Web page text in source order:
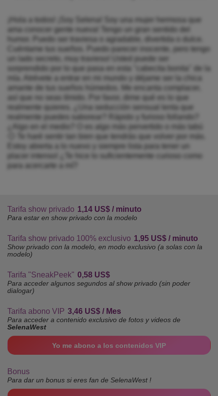
¡Hola a todos! ¡Soy Selena! Soy una mujer hermosa que
ama conocer gente nueva! Tengo un gran sentido del
humor. Puedo ser traviesa o agradable, divertida o dulce.
Cuéntame tus sueños. Puedo parecer inocente, pero tengo
un lado secreto, muy travieso! Usted puede ser
sorprendido por lo que pasa en esta "cabecita bonita" de la
mía. Atrévete a entrar en mi mundo y déjame ser la chica
amante de tus sueños húmedos. Me encanta complacer,
así que no seas tímido. Por favor, dime qué es lo que
realmente quieres. ¿Una seducción sensual lenta que
realmente puedes saborear? Rápido y furioso follando?
¿Algo en el medio? O es algo más pervertido o más tabú
🙂 Te haré sentir tan bien que tendrás que volver por más.
Estoy abierta a lo nuevo y siempre lista para tener un
placer intenso! ¿Te hice lo suficientemente curioso como
para acercarte a mí?
Tarifa show privado 1,14 US$ / minuto
Para estar en show privado con la modelo
Tarifa show privado 100% exclusivo 1,95 US$ / minuto
Show privado con la modelo, en modo exclusivo (a solas con la
modelo)
Tarifa "SneakPeek" 0,58 US$
Para acceder algunos segundos al show privado (sin poder
dialogar)
Tarifa abono VIP 3,46 US$ / Mes
Para acceder a contenido exclusivo de fotos y videos de
SelenaWest
Yo me abono a los contenidos VIP
Bonus
Para dar un bonus si eres fan de SelenaWest !